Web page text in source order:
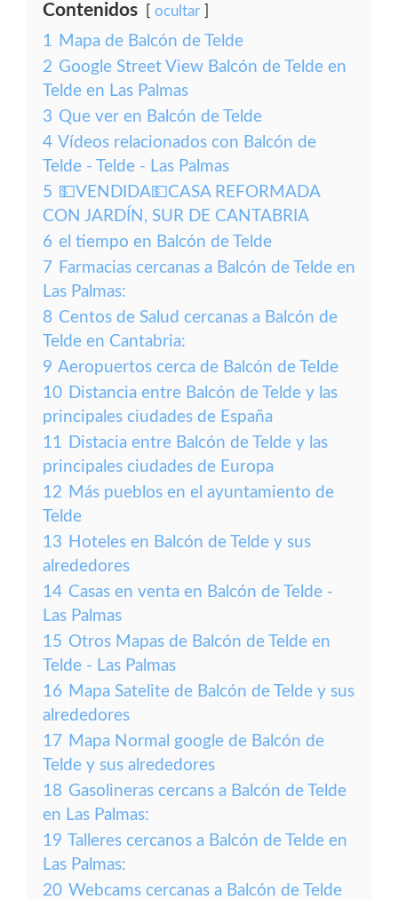
Contenidos ocultar
1 Mapa de Balcón de Telde
2 Google Street View Balcón de Telde en
Telde en Las Palmas
3 Que ver en Balcón de Telde
4 Vídeos relacionados con Balcón de
Telde - Telde - Las Palmas
5 💵VENDIDA💵CASA REFORMADA
CON JARDÍN, SUR DE CANTABRIA
6 el tiempo en Balcón de Telde
7 Farmacias cercanas a Balcón de Telde en
Las Palmas:
8 Centos de Salud cercanas a Balcón de
Telde en Cantabria:
9 Aeropuertos cerca de Balcón de Telde
10 Distancia entre Balcón de Telde y las
principales ciudades de España
11 Distacia entre Balcón de Telde y las
principales ciudades de Europa
12 Más pueblos en el ayuntamiento de
Telde
13 Hoteles en Balcón de Telde y sus
alrededores
14 Casas en venta en Balcón de Telde -
Las Palmas
15 Otros Mapas de Balcón de Telde en
Telde - Las Palmas
16 Mapa Satelite de Balcón de Telde y sus
alrededores
17 Mapa Normal google de Balcón de
Telde y sus alrededores
18 Gasolineras cercans a Balcón de Telde
en Las Palmas:
19 Talleres cercanos a Balcón de Telde en
Las Palmas:
20 Webcams cercanas a Balcón de Telde